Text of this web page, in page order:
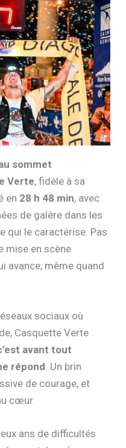
sommet
Verte, fidèle à sa
en 28 h 48 min, avec
de galère dans les
qui le caractérise. Pas
mise en scène
avance, même quand
sociaux où
Casquette Verte
avant tout
répond. Un brin
de courage, et
cœur.
ans de difficultés